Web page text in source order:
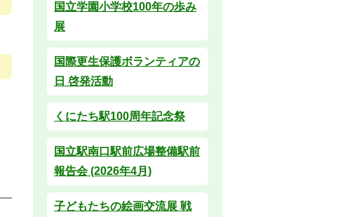
国立学園小学校100年の歩み
展
国際更生保護ボランティアの
日 啓発活動
くにたち駅100周年記念祭
国立駅南口駅前広場整備駅前
報告会 (2026年4月)
子どもたちの絵画交流展 戦